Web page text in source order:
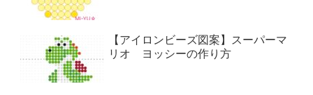
【アイロンビーズ図案】スーパーマ
リオ ヨッシーの作り方